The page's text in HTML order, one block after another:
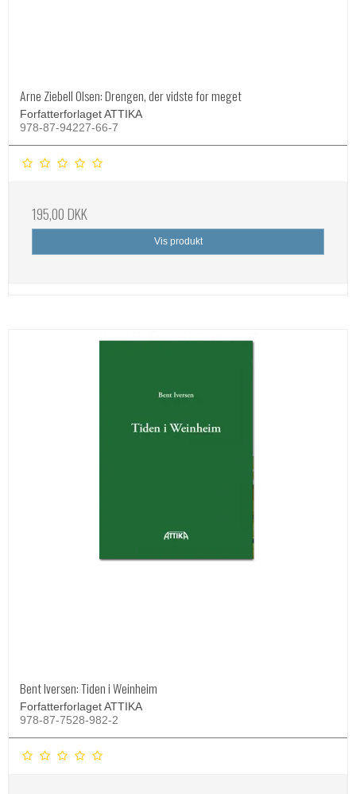
Arne Ziebell Olsen: Drengen, der vidste for meget
Forfatterforlaget ATTIKA
978-87-94227-66-7
195,00 DKK
Vis produkt
Bent Iversen: Tiden i Weinheim
Forfatterforlaget ATTIKA
978-87-7528-982-2